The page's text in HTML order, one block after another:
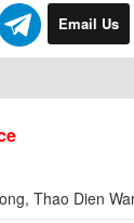
Email Us
Thao Dien